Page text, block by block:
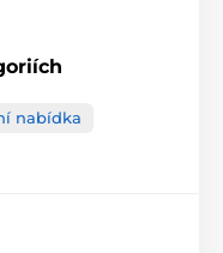
nabídka